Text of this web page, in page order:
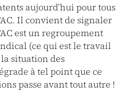
aujourd’hui pour tous
Il convient de signaler
est un regroupement
(ce qui est le travail
la situation des
à tel point que ce
passe avant tout autre !